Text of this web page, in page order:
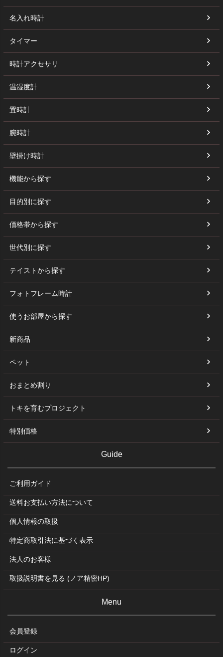
名入れ時計
タイマー
時計アクセサリ
温湿度計
置時計
腕時計
壁掛け時計
機能から探す
目的別に探す
価格帯から探す
世代別に探す
テイストから探す
フォトフレーム時計
使うお部屋から探す
新商品
ペット
おまとめ割り
トキを育むプロジェクト
特別価格
Guide
ご利用ガイド
送料お支払い方法について
個人情報の取扱
特定商取引法に基づく表示
法人のお客様
取扱説明書を見る (ノア精密HP)
Menu
会員登録
ログイン